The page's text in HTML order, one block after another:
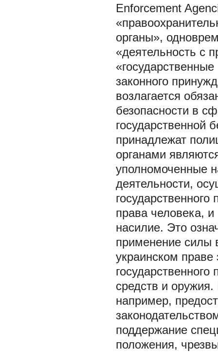
Enforcement
органы»,
«деятельность с
законного
возлагается
безопасности в
государственной
принадлежат
органами
уполномоченные
деятельности,
права человека,
насилие. Это
применение силы
украинском
средств и
например,
поддержание
положения,